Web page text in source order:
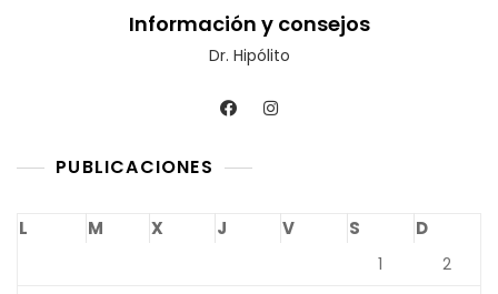
Información y consejos
Dr. Hipólito
PUBLICACIONES
L M X J V S D
1
2